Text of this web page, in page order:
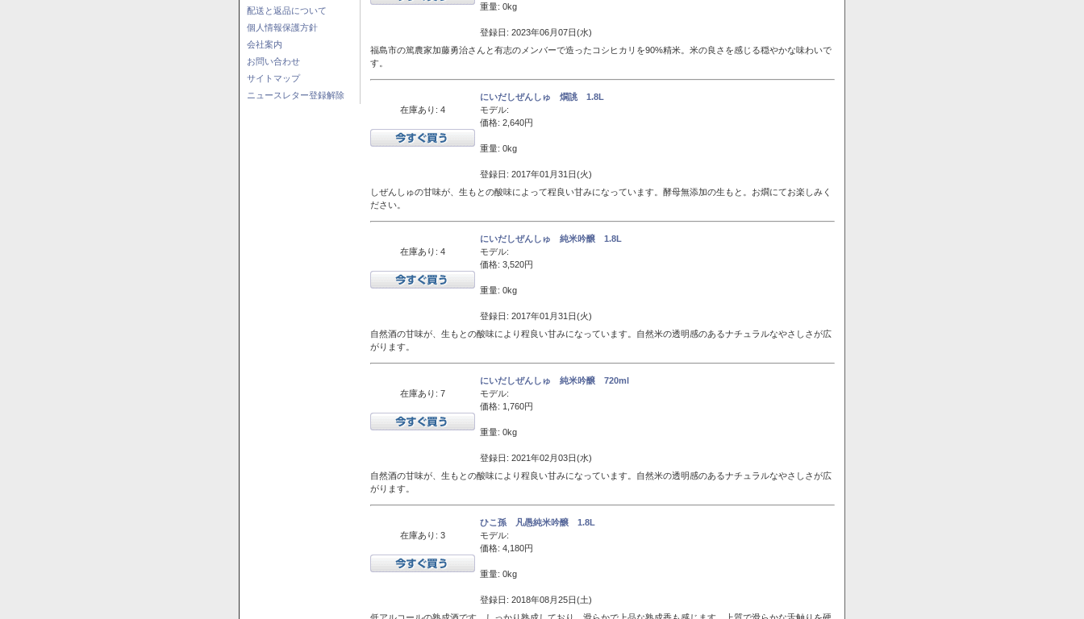
配送と返品について
個人情報保護方針
会社案内
お問い合わせ
サイトマップ
ニュースレター登録解除
重量: 0kg
登録日: 2023年06月07日(水)
福島市の篤農家加藤勇治さんと有志のメンバーで造ったコシヒカリを90%精米。米の良さを感じる穏やかな味わいで
す。
在庫あり: 4
にいだしぜんしゅ 燗誂 1.8L
モデル:
価格: 2,640円
重量: 0kg
登録日: 2017年01月31日(火)
しぜんしゅの甘味が、生もとの酸味によって程良い甘みになっています。酵母無添加の生もと。お燗にてお楽しみく
ださい。
在庫あり: 4
にいだしぜんしゅ 純米吟醸 1.8L
モデル:
価格: 3,520円
重量: 0kg
登録日: 2017年01月31日(火)
自然酒の甘味が、生もとの酸味により程良い甘みになっています。自然米の透明感のあるナチュラルなやさしさが広
がります。
在庫あり: 7
にいだしぜんしゅ 純米吟醸 720ml
モデル:
価格: 1,760円
重量: 0kg
登録日: 2021年02月03日(水)
自然酒の甘味が、生もとの酸味により程良い甘みになっています。自然米の透明感のあるナチュラルなやさしさが広
がります。
在庫あり: 3
ひこ孫 凡愚純米吟醸 1.8L
モデル:
価格: 4,180円
重量: 0kg
登録日: 2018年08月25日(土)